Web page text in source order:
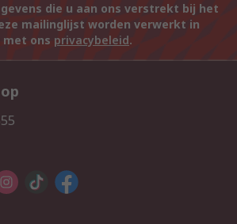
die u aan ons verstrekt bij het
mailinglijst worden verwerkt in
ons privacybeleid.